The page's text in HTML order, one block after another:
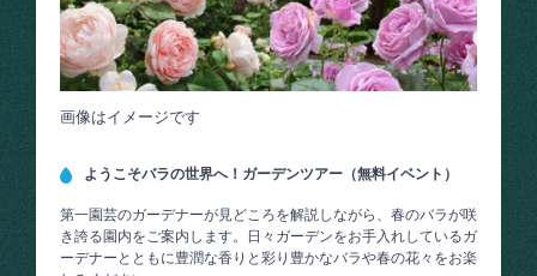
画像はイメージです
ようこそバラの世界へ！ガーデンツアー（無料イベント）
第一園芸のガーデナーが見どころを解説しながら、春のバラが咲
き誇る園内をご案内します。日々ガーデンをお手入れしているガ
ーデナーとともに豊潤な香りと彩り豊かなバラや春の花々をお楽